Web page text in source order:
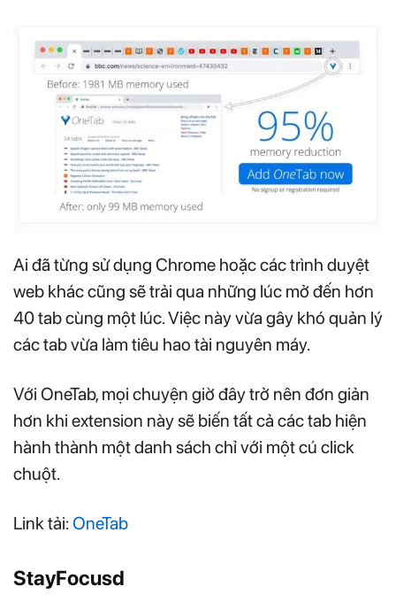
Ai đã từng sử dụng Chrome hoặc các trình duyệt
web khác cũng sẽ trải qua những lúc mở đến hơn
40 tab cùng một lúc. Việc này vừa gây khó quản lý
các tab vừa làm tiêu hao tài nguyên máy.
Với OneTab, mọi chuyện giờ đây trở nên đơn giản
hơn khi extension này sẽ biến tất cả các tab hiện
hành thành một danh sách chỉ với một cú click
chuột.
Link tải:OneTab
StayFocusd